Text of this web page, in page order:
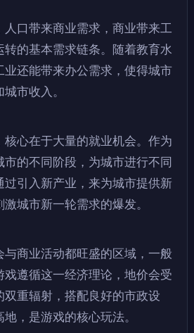
人口带来商业需求，商业带来工
转的基本需求链条。随着教育水
业还能带来办公需求，使得城市
市收入。
核心在于大量的就业机会。作为
的不同阶段，为城市进行不同
过引入新产业，来为城市提供新
城市新一轮需求的爆发。
与商业活动都旺盛的区域，一般
戏遵循这一经济理论，地价会受
双重辐射，搭配良好的市政设
，是游戏的核心玩法。